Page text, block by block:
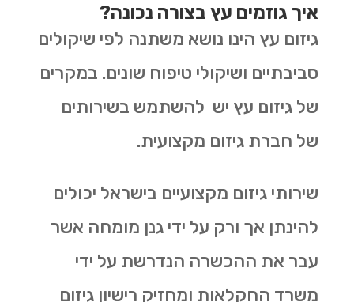
איך גוזמים עץ בצורה נכונה?
גיזום עץ הינו נושא משתנה לפי שיקולים
סביבתיים ושיקולי טיפוח שונים. במקרים
של גיזום עץ יש להשתמש בשירותים
של חברת גיזום מקצועית.
שירותי גיזום מקצועיים בישראל יכולים
להינתן אך ורק על ידי גנן מומחה אשר
עבר את ההכשרה הנדרשת על ידי
משרד החקלאות ומחזיק רישיון גיזום